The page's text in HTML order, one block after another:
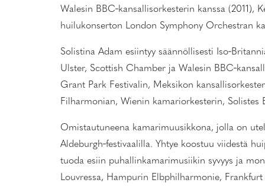
Walesin BBC‑kansallisorkesterin kanssa
huilukonserton London Symphony Orchestran
Solistina Adam esiintyy säännöllisesti
Ulster, Scottish Chamber ja Walesin
Grant Park Festivalin, Meksikon
Filharmonian, Wienin kamariorkesterin, Solistes
Omistautuneena kamarimuusikkona, jolla on
Aldeburgh‑festivaalilla. Yhtye koostuu viidestä
tuoda esiin puhallinkamarimusiikin syvyys ja
Louvressa, Hampurin Elbphilharmonie,